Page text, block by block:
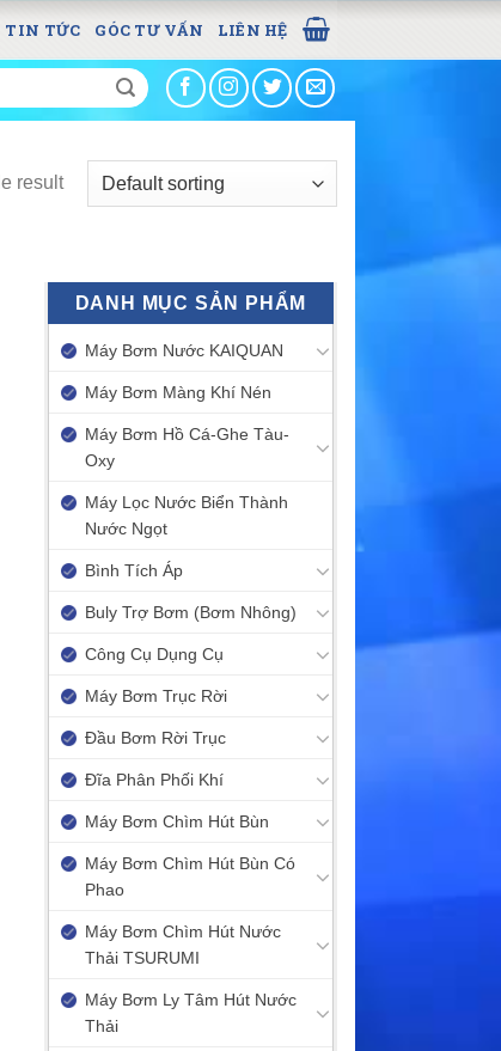
TIN TỨC GÓC TƯ VẤN LIÊN HỆ
result
DANH MỤC SẢN PHẨM
Máy Bơm Nước KAIQUAN
Máy Bơm Màng Khí Nén
Máy Bơm Hồ Cá-Ghe Tàu-
Oxy
Máy Lọc Nước Biển Thành
Nước Ngọt
Bình Tích Áp
Buly Trợ Bơm (Bơm Nhông)
Công Cụ Dụng Cụ
Máy Bơm Trục Rời
Đầu Bơm Rời Trục
Đĩa Phân Phối Khí
Máy Bơm Chìm Hút Bùn
Máy Bơm Chìm Hút Bùn Có
Phao
Máy Bơm Chìm Hút Nước
Thải TSURUMI
Máy Bơm Ly Tâm Hút Nước
Thải